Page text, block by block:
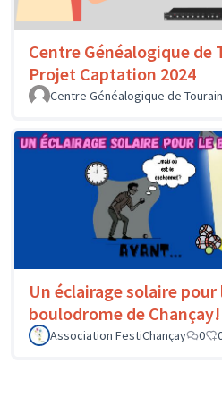
Centre Généalogique de
Projet Captation 2024
Centre Généalogique de
Un éclairage solaire pour
boulodrome de Chançay!
Association FestiChançay
0